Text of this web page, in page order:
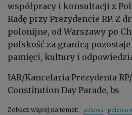
współpracy i konsultacji z
Radę przy Prezydencie RP. Z
polonijne, od Warszawy po
polskość za granicą
pamięci, kultury i
IAR/Kancelaria Prezydenta
Constitution Day Parade, bs
Zobacz więcej na temat: polonia polonia